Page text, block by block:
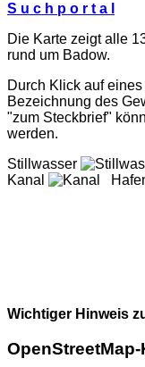
S u c h p o r t a l
Die Karte zeigt alle
rund um Badow.
Durch Klick auf
Bezeichnung des
"zum Steckbrief"
werden.
Stillwasser
Kanal
Wichtiger Hinweis
OpenStreetMap-